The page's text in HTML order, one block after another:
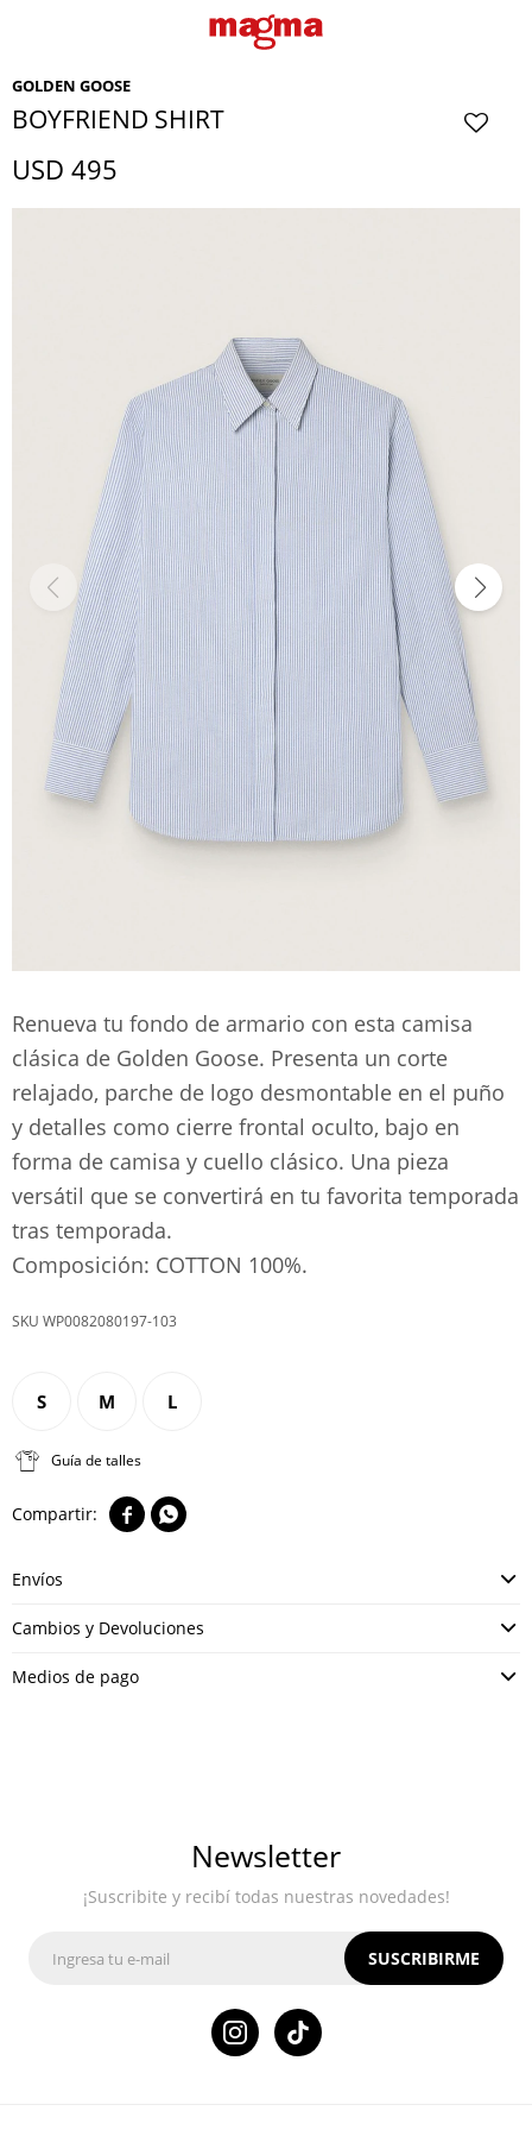
GOLDEN GOOSE
BOYFRIEND SHIRT
USD 495
Renueva tu fondo de armario con esta camisa
clásica de Golden Goose. Presenta un corte
relajado, parche de logo desmontable en el puño
y detalles como cierre frontal oculto, bajo en
forma de camisa y cuello clásico. Una pieza
versátil que se convertirá en tu favorita temporada
tras temporada.
Composición: COTTON 100%.
WP0082080197-103
S M L
Guía de talles
 
Envíos
Cambios y Devoluciones
Medios de pago
Newsletter
¡Suscribite y recibí todas nuestras novedades!
SUSCRIBIRME
